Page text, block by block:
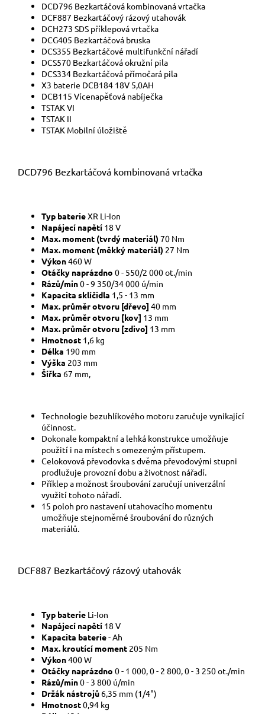
DCD796 Bezkartáčová kombinovaná vrtačka
DCF887 Bezkartáčový rázový utahovák
DCH273 SDS příklepová vrtačka
DCG405 Bezkartáčová bruska
DCS355 Bezkartáčové multifunkční nářadí
DCS570 Bezkartáčová okružní pila
DCS334 Bezkartáčová přímočará pila
X3 baterie DCB184 18V 5,0AH
DCB115 Vícenapěťová nabíječka
TSTAK VI
TSTAK II
TSTAK Mobilní úložiště
DCD796 Bezkartáčová kombinovaná vrtačka
Typ baterieXR Li-Ion
Napájecí napětí 18 V
Max. moment (tvrdý materiál) 70 Nm
Max. moment (měkký materiál) 27 Nm
Výkon460 W
Otáčky naprázdno 0 - 550/2 000 ot./min
Rázů/min0 - 9 350/34 000 ú/min
Kapacita sklíčidla 1,5 - 13 mm
Max. průměr otvoru [dřevo] 40 mm
Max. průměr otvoru [kov] 13 mm
Max. průměr otvoru [zdivo] 13 mm
Hmotnost 1,6 kg
Délka 190 mm
Výška 203 mm
Šířka 67 mm,
Technologie bezuhlíkového motoru zaručuje vynikající
účinnost.
Dokonale kompaktní a lehká konstrukce umožňuje
použití i na místech s omezeným přístupem.
Celokovová převodovka s dvěma převodovými stupni
prodlužuje provozní dobu a životnost nářadí.
Příklep a možnost šroubování zaručují univerzální
využití tohoto nářadí.
15 poloh pro nastavení utahovacího momentu
umožňuje stejnoměrné šroubování do různých
materiálů.
DCF887 Bezkartáčový rázový utahovák
Typ baterie Li-Ion
Napájecí napětí 18 V
Kapacita baterie- Ah
Max. kroutící moment 205 Nm
Výkon400 W
Otáčky naprázdno 0 - 1 000, 0 - 2 800, 0 - 3 250 ot./min
Rázů/min0 - 3 800 ú/min
Držák nástrojů 6,35 mm (1/4")
Hmotnost0,94 kg